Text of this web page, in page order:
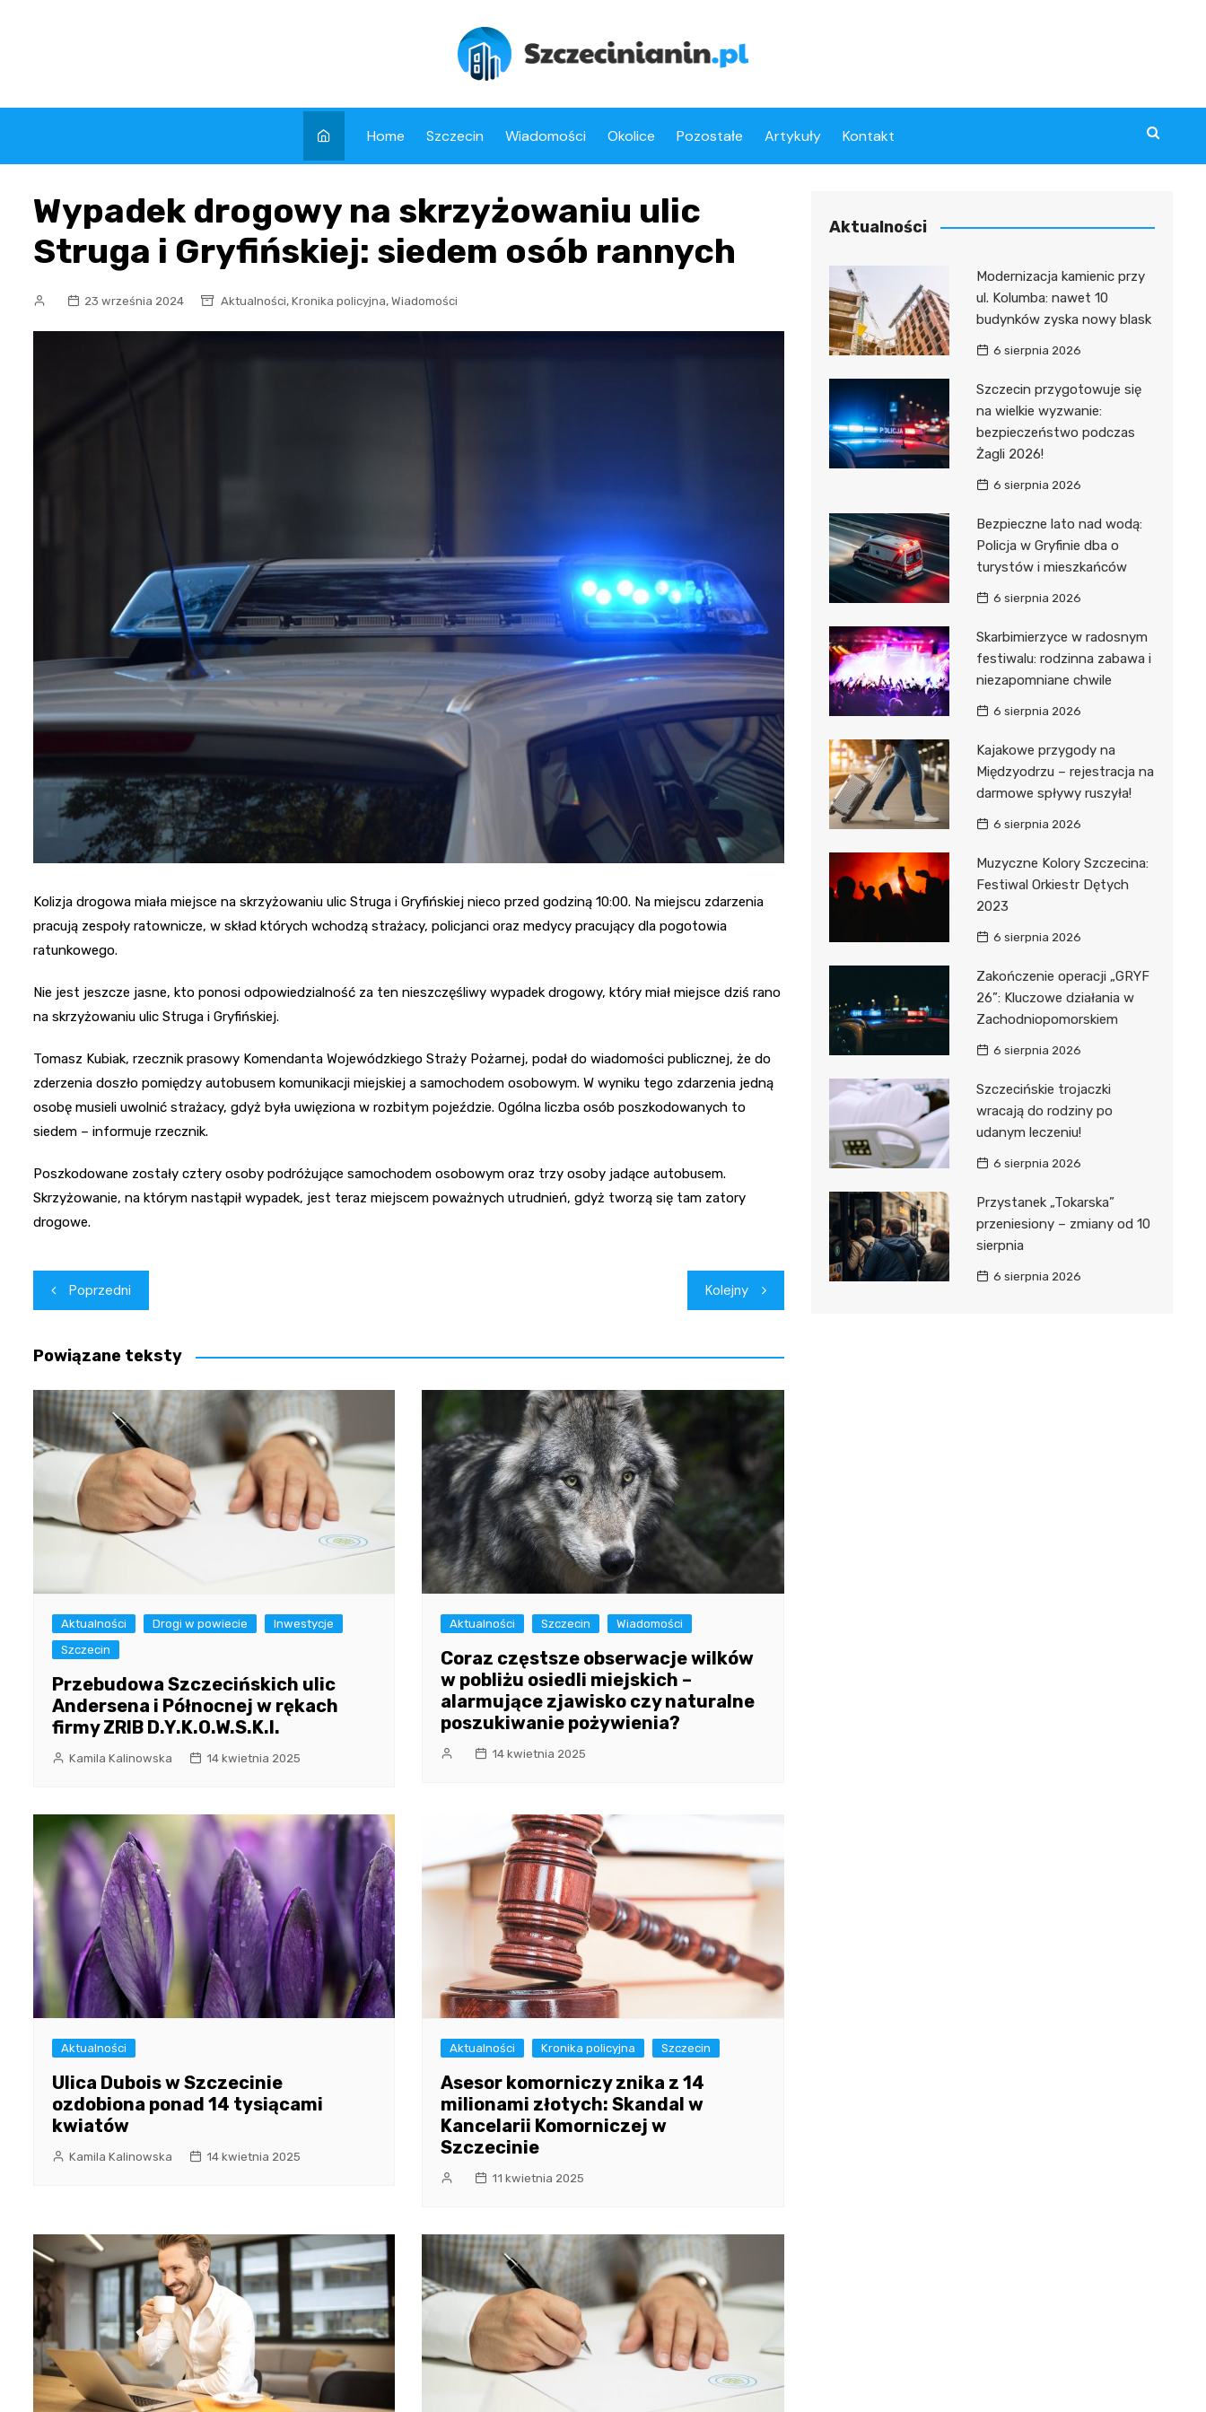
Home Szczecin Wiadomości Okolice Pozostałe Artykuły Kontakt
Wypadek drogowy na skrzyżowaniu ulic
Struga i Gryfińskiej: siedem osób rannych
23 września 2024 Aktualności, Kronika policyjna, Wiadomości
Kolizja drogowa miała miejsce na skrzyżowaniu ulic Struga i Gryfińskiej nieco przed godziną 10:00. Na miejscu zdarzenia
pracują zespoły ratownicze, w skład których wchodzą strażacy, policjanci oraz medycy pracujący dla pogotowia
ratunkowego.
Nie jest jeszcze jasne, kto ponosi odpowiedzialność za ten nieszczęśliwy wypadek drogowy, który miał miejsce dziś rano
na skrzyżowaniu ulic Struga i Gryfińskiej.
Tomasz Kubiak, rzecznik prasowy Komendanta Wojewódzkiego Straży Pożarnej, podał do wiadomości publicznej, że do
zderzenia doszło pomiędzy autobusem komunikacji miejskiej a samochodem osobowym. W wyniku tego zdarzenia jedną
osobę musieli uwolnić strażacy, gdyż była uwięziona w rozbitym pojeździe. Ogólna liczba osób poszkodowanych to
siedem – informuje rzecznik.
Poszkodowane zostały cztery osoby podróżujące samochodem osobowym oraz trzy osoby jadące autobusem.
Skrzyżowanie, na którym nastąpił wypadek, jest teraz miejscem poważnych utrudnień, gdyż tworzą się tam zatory
drogowe.
Nawigacja
wpisu
Poprzedni Kolejny
Powiązane teksty
Aktualności Drogi w powiecie
Inwestycje
Szczecin
Przebudowa Szczecińskich ulic
Andersena i Północnej w rękach
firmy ZRIB D.Y.K.O.W.S.K.I.
Kamila Kalinowska 14 kwietnia 2025
Aktualności Szczecin Wiadomości
Coraz częstsze obserwacje wilków
w pobliżu osiedli miejskich –
alarmujące zjawisko czy naturalne
poszukiwanie pożywienia?
14 kwietnia 2025
Aktualności
Ulica Dubois w Szczecinie
ozdobiona ponad 14 tysiącami
kwiatów
Kamila Kalinowska 14 kwietnia 2025
Aktualności Kronika policyjna Szczecin
Asesor komorniczy znika z 14
milionami złotych: Skandal w
Kancelarii Komorniczej w
Szczecinie
11 kwietnia 2025
Aktualności
Modernizacja kamienic przy
ul. Kolumba: nawet 10
budynków zyska nowy blask
6 sierpnia 2026
Szczecin przygotowuje się
na wielkie wyzwanie:
bezpieczeństwo podczas
Żagli 2026!
6 sierpnia 2026
Bezpieczne lato nad wodą:
Policja w Gryfinie dba o
turystów i mieszkańców
6 sierpnia 2026
Skarbimierzyce w radosnym
festiwalu: rodzinna zabawa i
niezapomniane chwile
6 sierpnia 2026
Kajakowe przygody na
Międzyodrzu – rejestracja na
darmowe spływy ruszyła!
6 sierpnia 2026
Muzyczne Kolory Szczecina:
Festiwal Orkiestr Dętych
2023
6 sierpnia 2026
Zakończenie operacji „GRYF
26”: Kluczowe działania w
Zachodniopomorskiem
6 sierpnia 2026
Szczecińskie trojaczki
wracają do rodziny po
udanym leczeniu!
6 sierpnia 2026
Przystanek „Tokarska”
przeniesiony – zmiany od 10
sierpnia
6 sierpnia 2026